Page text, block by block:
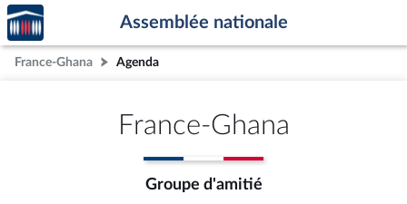
Aller au contenu
Aller en bas de la page
Accèder
à la
page
d'accueil
Assemblée nationale
France-Ghana Agenda
France-Ghana
Groupe d'amitié